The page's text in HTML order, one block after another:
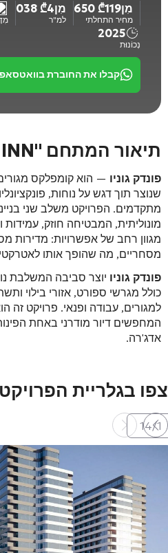
מִן ₾119 650
מחיר התחלתי
מִן ₾4 038
למ"ר
2025
נְכוֹנוּת
קבלו את החוברת בוואטסאפ
תיאור המתחם "GONIO INN"
פונדק גוניו — הוא קומפלקס מגורים
שנוצר תוך דגש על נוחות,
מתקדמים. הפרויקט משלב שני
מונוליתית, המבטיחה חוזק, עמידות
מגוון רחב של אפשרויות: מדירות
מסחריים, מה שהופך אותו
פונדק גוניו יוצר סביבה המשלבת
כולל מגרשי ספורט, אזורי בילוי
למגורים, עבודה ופנאי. פרויקט זה
המחפשים דיור מודרני באחת
אדג'רה.
צפו בגלריית
1
/
14